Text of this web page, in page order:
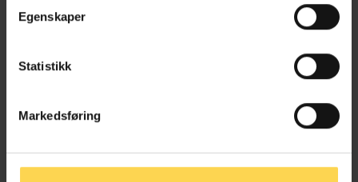
Egenskaper
Statistikk
Markedsføring
Kontakt